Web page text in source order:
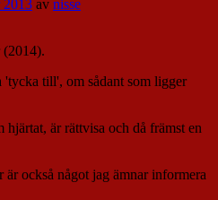
2013 av nisse
till', om sådant som ligger
är rättvisa och då främst en
är också något jag ämnar informera